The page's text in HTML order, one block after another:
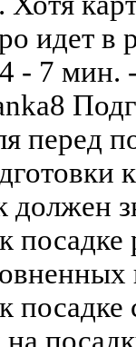
идет в
- 7 мин.
перед
посадке